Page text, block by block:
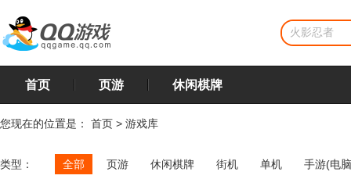
首页 页游 休闲棋牌
您现在的位置是： 首页 > 游戏库
类型： 全部 页游 休闲棋牌 街机 单机 手游(电